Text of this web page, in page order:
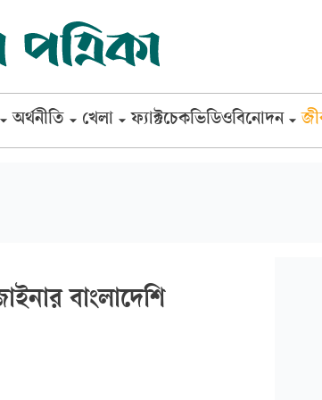
অর্থনীতি খেলা ফ্যাক্টচেকভিডিওবিনোদন
বাংলাদেশি